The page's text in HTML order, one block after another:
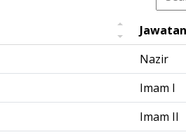
Jawatan
Nazir
Imam I
Imam II